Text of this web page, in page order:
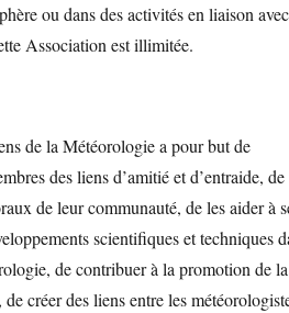
ou dans des activités en liaison
Association est illimitée.
de la Météorologie a pour but de
des liens d’amitié et d’entraide, de
de leur communauté, de les aider à
scientifiques et techniques
de contribuer à la promotion de la
créer des liens entre les